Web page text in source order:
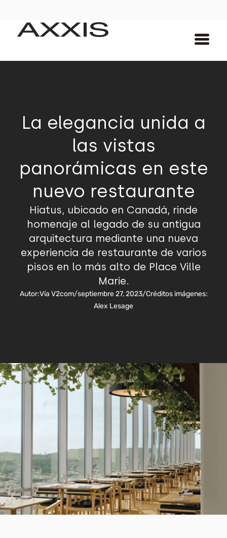
La elegancia unida a
las vistas
panorámicas en este
nuevo restaurante
Hiatus, ubicado en Canadá, rinde
homenaje al legado de su antigua
arquitectura mediante una nueva
experiencia de restaurante de varios
pisos en lo más alto de Place Ville
Marie.
Autor:Vía V2com/septiembre 27, 2023/Créditos imágenes:
Alex Lesage